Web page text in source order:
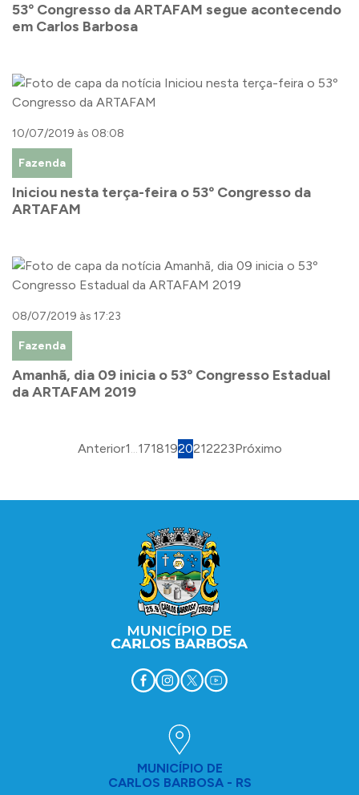
53º Congresso da ARTAFAM segue acontecendo
em Carlos Barbosa
10/07/2019 às 08:08
Fazenda
Iniciou nesta terça-feira o 53º Congresso da
ARTAFAM
08/07/2019 às 17:23
Fazenda
Amanhã, dia 09 inicia o 53º Congresso Estadual
da ARTAFAM 2019
Anterior1...17181920212223Próximo
MUNICÍPIO DE
CARLOS BARBOSA - RS